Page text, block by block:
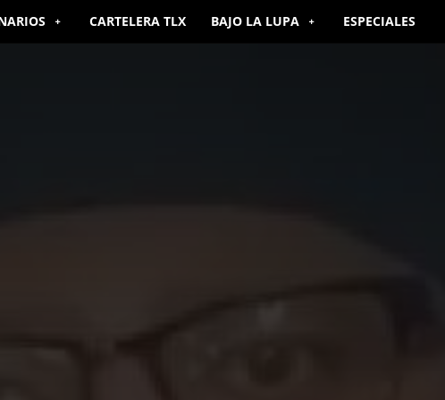
CARTELERA TLX BAJO LA LUPA ESPECIALES